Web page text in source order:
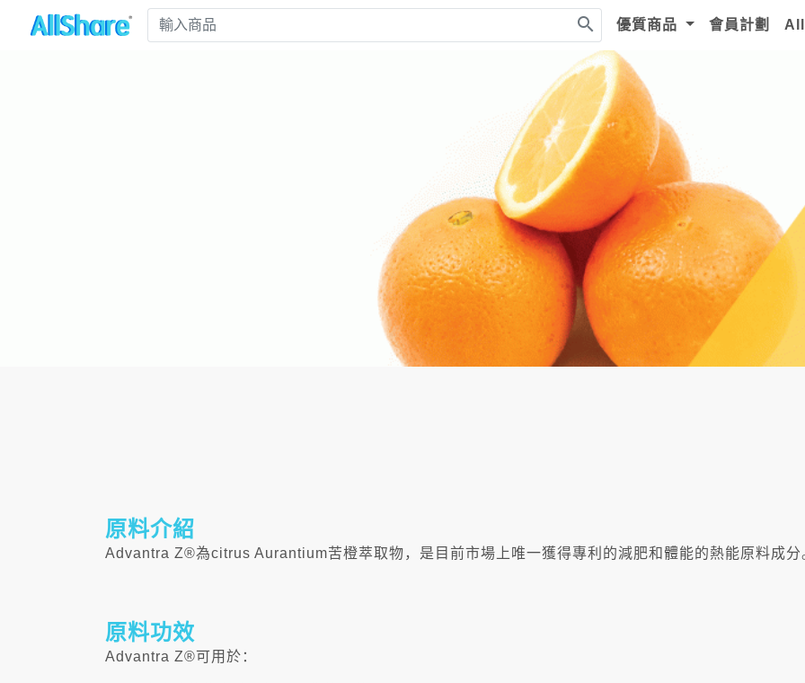
search 優質商品 會員計劃
原料介紹
Advantra Z®為citrus Aurantium苦橙萃取物，是目前市場上唯一獲得專利的減肥和體能的熱能原料成分
原料功效
Advantra Z®可用於：